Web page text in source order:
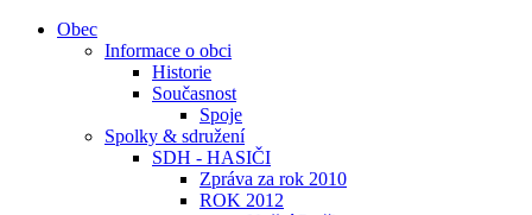
Obec
Informace o obci
Historie
Současnost
Spoje
Spolky & sdružení
SDH - HASIČI
Zpráva za rok 2010
ROK 2012